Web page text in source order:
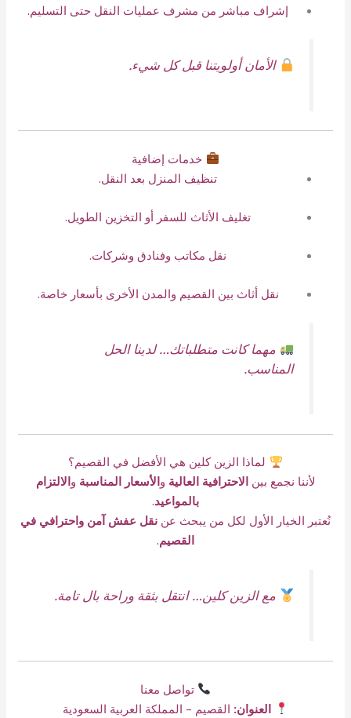
إشراف مباشر من مشرف عمليات النقل حتى التسليم.
الأمان أولويتنا قبل كل شيء.
خدمات إضافية
تنظيف المنزل بعد النقل.
تغليف الأثاث للسفر أو التخزين الطويل.
نقل مكاتب وفنادق وشركات.
نقل أثاث بين القصيم والمدن الأخرى بأسعار خاصة.
مهما كانت متطلباتك… لدينا الحل
المناسب.
لماذا الزين كلين هي الأفضل في القصيم؟
لأننا نجمع بينالاحترافية العالية والأسعار المناسبة والالتزام
بالمواعيد.
نُعتبر الخيار الأول لكل من يبحث عن نقل عفش آمن واحترافي في
القصيم.
مع الزين كلين… انتقل بثقة وراحة بال تامة.
تواصل معنا
العنوان: القصيم – المملكة العربية السعودية